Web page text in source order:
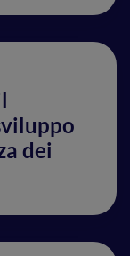
dei